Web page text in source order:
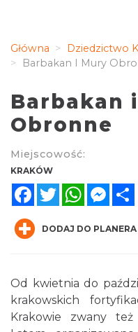
Główna
Dziedzictwo
Barbakan I Mury
Barbakan
Obronne
Miejscowość:
KRAKÓW
FacebookTwitterWhatsApp
DODAJ DO PLANERA
Od kwietnia do
krakowskich
Krakowie zwany